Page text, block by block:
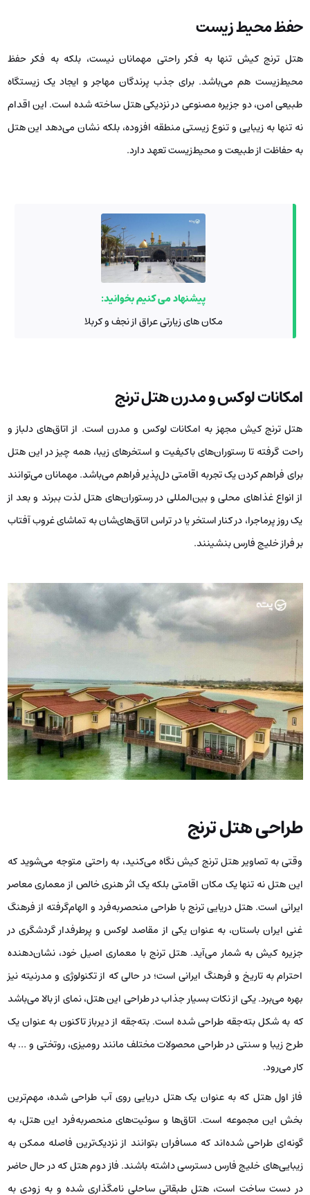
حفظ محیط‌ زیست
هتل ترنج کیش تنها به فکر راحتی مهمانان نیست، بلکه به فکر حفظ
محیط‌زیست هم می‌باشد. برای جذب پرندگان مهاجر و ایجاد یک زیستگاه
طبیعی امن، دو جزیره مصنوعی در نزدیکی هتل ساخته شده است. این اقدام
نه تنها به زیبایی و تنوع زیستی منطقه افزوده، بلکه نشان می‌دهد این هتل
به حفاظت از طبیعت و محیط‌زیست تعهد دارد.
پیشنهاد می کنیم بخوانید:
مکان های زیارتی عراق از نجف و کربلا
امکانات لوکس و مدرن هتل ترنج
هتل ترنج کیش مجهز به امکانات لوکس و مدرن است. از اتاق‌های دلباز و
راحت گرفته تا رستوران‌های باکیفیت و استخرهای زیبا، همه چیز در این هتل
برای فراهم کردن یک تجربه اقامتی دل‌پذیر فراهم می‌باشد. مهمانان می‌توانند
از انواع غذاهای محلی و بین‌المللی در رستوران‌های هتل لذت ببرند و بعد از
یک روز پرماجرا، در کنار استخر یا در تراس اتاق‌های‌شان به تماشای غروب آفتاب
بر فراز خلیج فارس بنشینند.
طراحی هتل ترنج
وقتی به تصاویر هتل ترنج کیش نگاه می‌کنید، به راحتی متوجه می‌شوید که
این هتل نه‌ تنها یک مکان اقامتی بلکه یک اثر هنری خالص از معماری معاصر
ایرانی است. هتل دریایی ترنج با طراحی منحصربه‌فرد و الهام‌گرفته از فرهنگ
غنی ایران باستان، به عنوان یکی از مقاصد لوکس و پرطرفدار گردشگری در
جزیره کیش به شمار می‌آید. هتل ترنج با معماری اصیل خود، نشان‌دهنده
احترام به تاریخ و فرهنگ ایرانی است؛ در حالی که از تکنولوژی و مدرنیته نیز
بهره می‌برد. یکی از نکات بسیار جذاب در طراحی این هتل، نمای از بالا می‌باشد
که به شکل بته‌جقه طراحی شده است. بته‌جقه از دیرباز تاکنون به عنوان یک
طرح زیبا و سنتی در طراحی محصولات مختلف مانند رومیزی، روتختی و … به
کار می‌رود.
فاز اول هتل که به عنوان یک هتل دریایی روی آب طراحی شده، مهم‌ترین
بخش این مجموعه است. اتاق‌ها و سوئیت‌های منحصربه‌فرد این هتل، به
گونه‌ای طراحی شده‌اند که مسافران بتوانند از نزدیک‌ترین فاصله ممکن به
زیبایی‌های خلیج فارس دسترسی داشته باشند. فاز دوم هتل که در حال حاضر
در دست ساخت است، هتل طبقاتی ساحلی نامگذاری شده و به زودی به